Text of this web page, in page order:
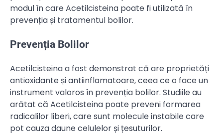
modul în care Acetilcisteina poate fi utilizată în
prevenția și tratamentul bolilor.
Prevenția Bolilor
Acetilcisteina a fost demonstrat că are proprietăți
antioxidante și antiinflamatoare, ceea ce o face un
instrument valoros în prevenția bolilor. Studiile au
arătat că Acetilcisteina poate preveni formarea
radicalilor liberi, care sunt molecule instabile care
pot cauza daune celulelor și țesuturilor.